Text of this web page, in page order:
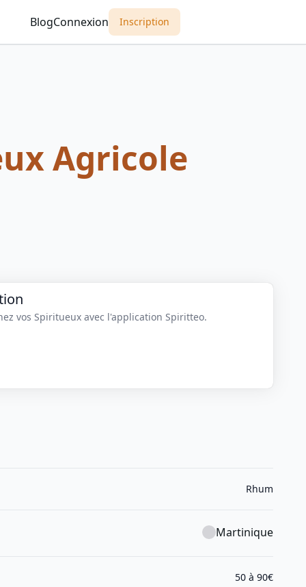
BlogConnexion Inscription
Agricole
vos Spiritueux avec l'application Spiritteo.
Rhum
Martinique
50 à 90€